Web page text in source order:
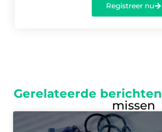
Registreer nu
Gerelateerde berichten
missen